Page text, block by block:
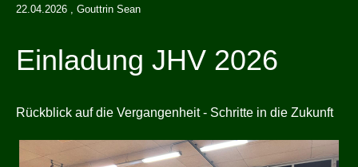
22.04.2026 , Gouttrin Sean
Einladung JHV 2026
Rückblick auf die Vergangenheit - Schritte in die Zukunft